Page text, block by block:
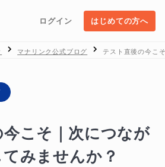
ログイン はじめての方へ
マナリンク公式ブログ テスト直後の今こ
こそ｜次につなが
みませんか？